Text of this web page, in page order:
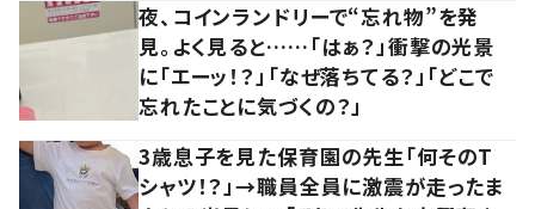
夜、コインランドリーで“忘れ物”を発
見。よく見ると……「はぁ？」衝撃の光景
に「エーッ！？」「なぜ落ちてる？」「どこで
忘れたことに気づくの？」
3歳息子を見た保育園の先生「何そのT
シャツ！？」→職員全員に激震が走ったま